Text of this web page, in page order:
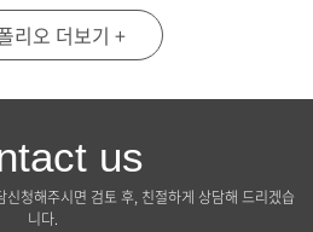
리오 더보기 +
us
청해주시면 검토 후, 친절하게 상담해 드리겠습
니다.